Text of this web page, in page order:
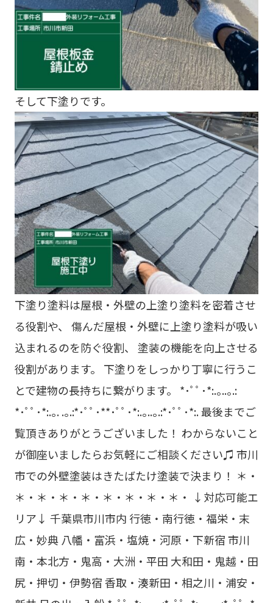
そして下塗りです。
下塗り塗料は屋根・外壁の上塗り塗料を密着させ
る役割や、 傷んだ屋根・外壁に上塗り塗料が吸い
込まれるのを防ぐ役割、 塗装の機能を向上させる
役割があります。 下塗りをしっかり丁寧に行うこ
とで建物の長持ちに繋がります。 *･ﾟﾟ･*:.｡..｡.:
*･ﾟﾟ･*:.｡. .｡.:*･ﾟﾟ･**･ﾟﾟ･*:.｡..｡.:*･ﾟﾟ･*:. 最後までご
覧頂きありがとうございました！ わからないこと
が御座いましたらお気軽にご相談ください♫ 市川
市での外壁塗装はきたばたけ塗装で決まり！ ＊・
＊・＊・＊・＊・＊・＊・＊・＊・ ↓対応可能エ
リア↓ 千葉県市川市内 行徳・南行徳・福栄・末
広・妙典 八幡・富浜・塩焼・河原・下新宿 市川
南・本北方・鬼高・大洲・平田 大和田・鬼越・田
尻・押切・伊勢宿 香取・湊新田・相之川・浦安・